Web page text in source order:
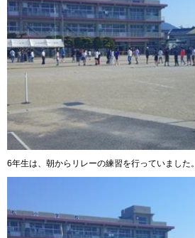
6年生は、朝からリレーの練習を行っていました。